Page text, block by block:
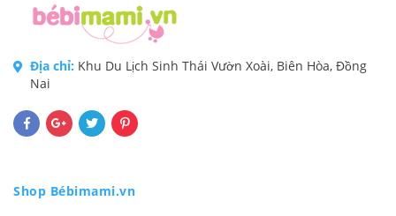
Địa chỉ: Khu Du Lịch Sinh Thái Vườn Xoài, Biên Hòa, Đồng
Nai
Shop Bébimami.vn